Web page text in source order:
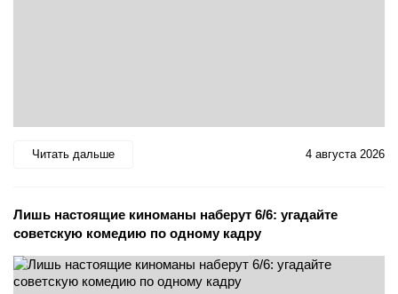
Читать дальше 4 августа 2026
Лишь настоящие киноманы наберут 6/6: угадайте
советскую комедию по одному кадру